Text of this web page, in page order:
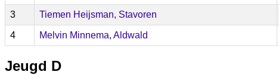
3 Tiemen Heijsman, Stavoren
4 Melvin Minnema, Aldwald
Jeugd D